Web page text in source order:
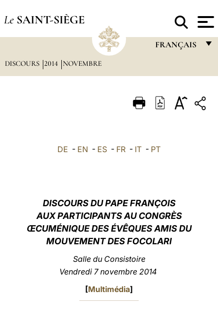
Le SAINT-SIÈGE
FRANÇAIS
ITALIANO
中文
LATINE
DISCOURS 2014 NOVEMBRE
DE - EN - ES - FR - IT - PT
DISCOURS DU PAPE FRANÇOIS
AUX PARTICIPANTS AU CONGRÈS
ŒCUMÉNIQUE DES ÉVÊQUES AMIS DU
MOUVEMENT DES FOCOLARI
Salle du Consistoire
Vendredi 7 novembre 2014
[Multimédia]